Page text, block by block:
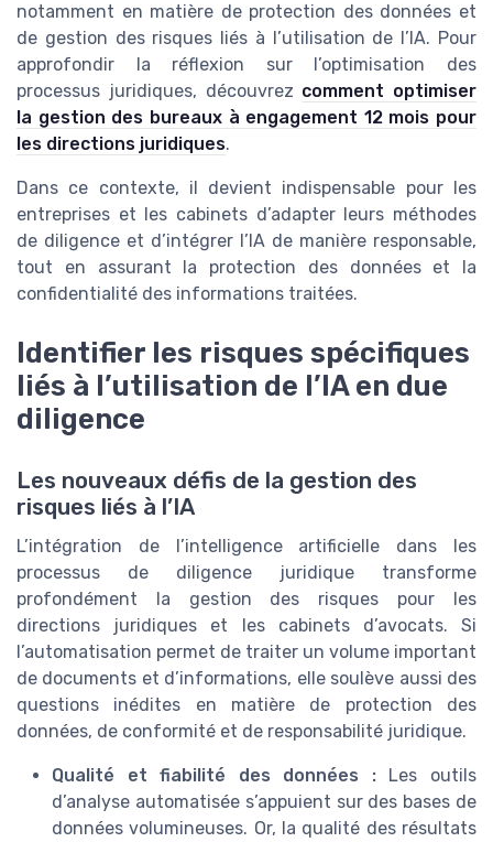
notamment en matière de protection des données et
de gestion des risques liés à l’utilisation de l’IA. Pour
approfondir la réflexion sur l’optimisation des
processus juridiques, découvrez comment optimiser
la gestion des bureaux à engagement 12 mois pour
les directions juridiques.
Dans ce contexte, il devient indispensable pour les
entreprises et les cabinets d’adapter leurs méthodes
de diligence et d’intégrer l’IA de manière responsable,
tout en assurant la protection des données et la
confidentialité des informations traitées.
Identifier les risques spécifiques
liés à l’utilisation de l’IA en due
diligence
Les nouveaux défis de la gestion des
risques liés à l’IA
L’intégration de l’intelligence artificielle dans les
processus de diligence juridique transforme
profondément la gestion des risques pour les
directions juridiques et les cabinets d’avocats. Si
l’automatisation permet de traiter un volume important
de documents et d’informations, elle soulève aussi des
questions inédites en matière de protection des
données, de conformité et de responsabilité juridique.
Qualité et fiabilité des données :Les outils
d’analyse automatisée s’appuient sur des bases de
données volumineuses. Or, la qualité des résultats